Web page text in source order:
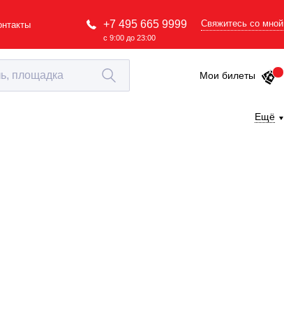
+7 495 665 9999
с 9:00 до 23:00
Свяжитесь со мной
Мои билеты
Ещё